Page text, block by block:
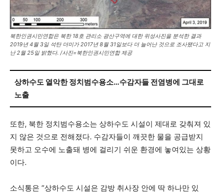
북한인권시민연합은 북한 18호 관리소 광산구역에 대한 위성사진을 분석한 결과
2019년 4월 3일 석탄 더미가 2017년 8월 31일보다 더 늘어난 것으로 조사됐다고 지
난 2월 25일 밝혔다. /사진=북한인권시민연합 제공
상하수도 열악한 정치범수용소…수감자들 전염병에 그대로
노출
또한, 북한 정치범수용소는 상하수도 시설이 제대로 갖춰져 있
지 않은 것으로 전해졌다. 수감자들이 깨끗한 물을 공급받지
못하고 오수에 노출돼 병에 걸리기 쉬운 환경에 놓여있는 상황
이다.
소식통은 “상하수도 시설은 감방 취사장 안에 딱 하나만 있